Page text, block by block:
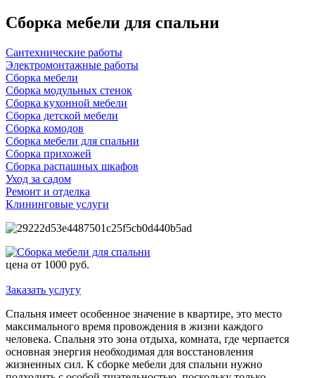
Сборка мебели для спальни
Сантехнические работы
Электромонтажные работы
Сборка мебели
Сборка модульных стенок
Сборка кухонной мебели
Сборка детской мебели
Сборка комодов
Сборка мебели для спальни
Сборка прихожей
Сборка распашных шкафов
Уход за садом
Ремонт и отделка
Клининговые услуги
цена от 1000 руб.
Заказать услугу
Спальня имеет особенное значение в квартире, это место
максимального время провождения в жизни каждого
человека. Спальня это зона отдыха, комната, где черпается
основная энергия необходимая для восстановления
жизненных сил. К сборке мебели для спальни нужно